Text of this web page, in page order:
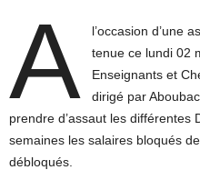
A
l’occasion d’une
tenue ce lundi 02
Enseignants et
dirigé par
prendre d’assaut les différentes
semaines les salaires bloqués
débloqués.